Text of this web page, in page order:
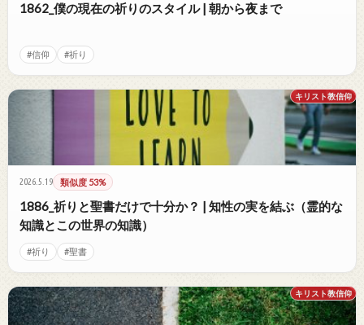
1862_僕の現在の祈りのスタイル | 朝から夜まで
#信仰 #祈り
キリスト教信仰
2026.5.19 類似度 53%
1886_祈りと聖書だけで十分か？ | 知性の実を結ぶ（霊的な
知識とこの世界の知識）
#祈り #聖書
キリスト教信仰